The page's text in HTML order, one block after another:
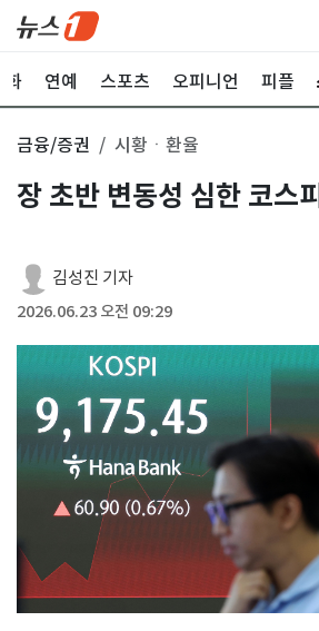
화 연예 스포츠 오피니언 피플
금융/증권 시황ㆍ환율
장 초반 변동성 심한 코스피
김성진 기자
2026.06.23 오전 09:29